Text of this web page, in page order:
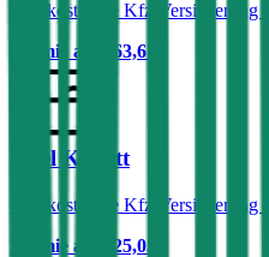
Was kostet die Kfz-
Prämie ab
€ 63,67
Opel Kadett
Was kostet die Kfz-Versicherung
Prämie ab
€ 25,05